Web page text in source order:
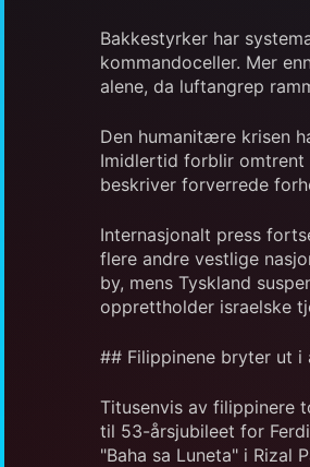
Bakkestyrker har
kommandoceller. Mer
alene, da luftangrep
Den humanitære krisen
Imidlertid forblir omtrent
beskriver forverrede
Internasjonalt press
flere andre vestlige
by, mens Tyskland
opprettholder israelske
## Filippinene bryter ut
Titusenvis av filippinere
til 53-årsjubileet for
"Baha sa Luneta" i Rizal